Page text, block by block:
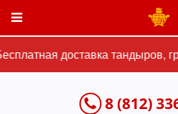
доставка тандыров,
8 (812)